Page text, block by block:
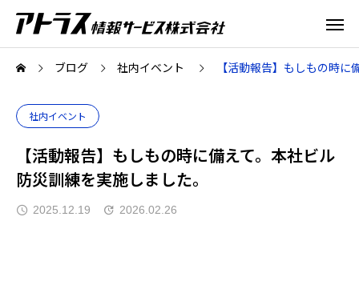
ブログ 社内イベント 【活動報告】もしもの時
社内イベント
【活動報告】もしもの時に備えて。本社ビル
防災訓練を実施しました。
2025.12.19 2026.02.26